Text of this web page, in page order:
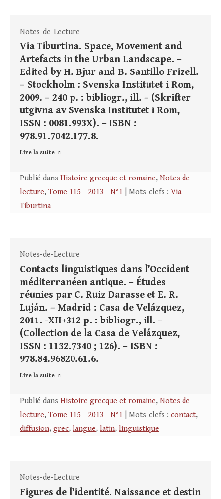
Notes-de-Lecture
Via Tiburtina. Space, Movement and
Artefacts in the Urban Landscape. –
Edited by H. Bjur and B. Santillo Frizell.
– Stockholm : Svenska Institutet i Rom,
2009. – 240 p. : bibliogr., ill. – (Skrifter
utgivna av Svenska Institutet i Rom,
ISSN : 0081.993X). – ISBN :
978.91.7042.177.8.
Lire la suite
Publié dans Histoire grecque et romaine, Notes de
lecture, Tome 115 - 2013 - N°1 | Mots-clefs : Via
Tiburtina
Notes-de-Lecture
Contacts linguistiques dans l’Occident
méditerranéen antique. – Études
réunies par C. Ruiz Darasse et E. R.
Luján. – Madrid : Casa de Velázquez,
2011. -XII+312 p. : bibliogr., ill. –
(Collection de la Casa de Velázquez,
ISSN : 1132.7340 ; 126). – ISBN :
978.84.96820.61.6.
Lire la suite
Publié dans Histoire grecque et romaine, Notes de
lecture, Tome 115 - 2013 - N°1 | Mots-clefs : contact,
diffusion, grec, langue, latin, linguistique
Notes-de-Lecture
Figures de l’identité. Naissance et destin